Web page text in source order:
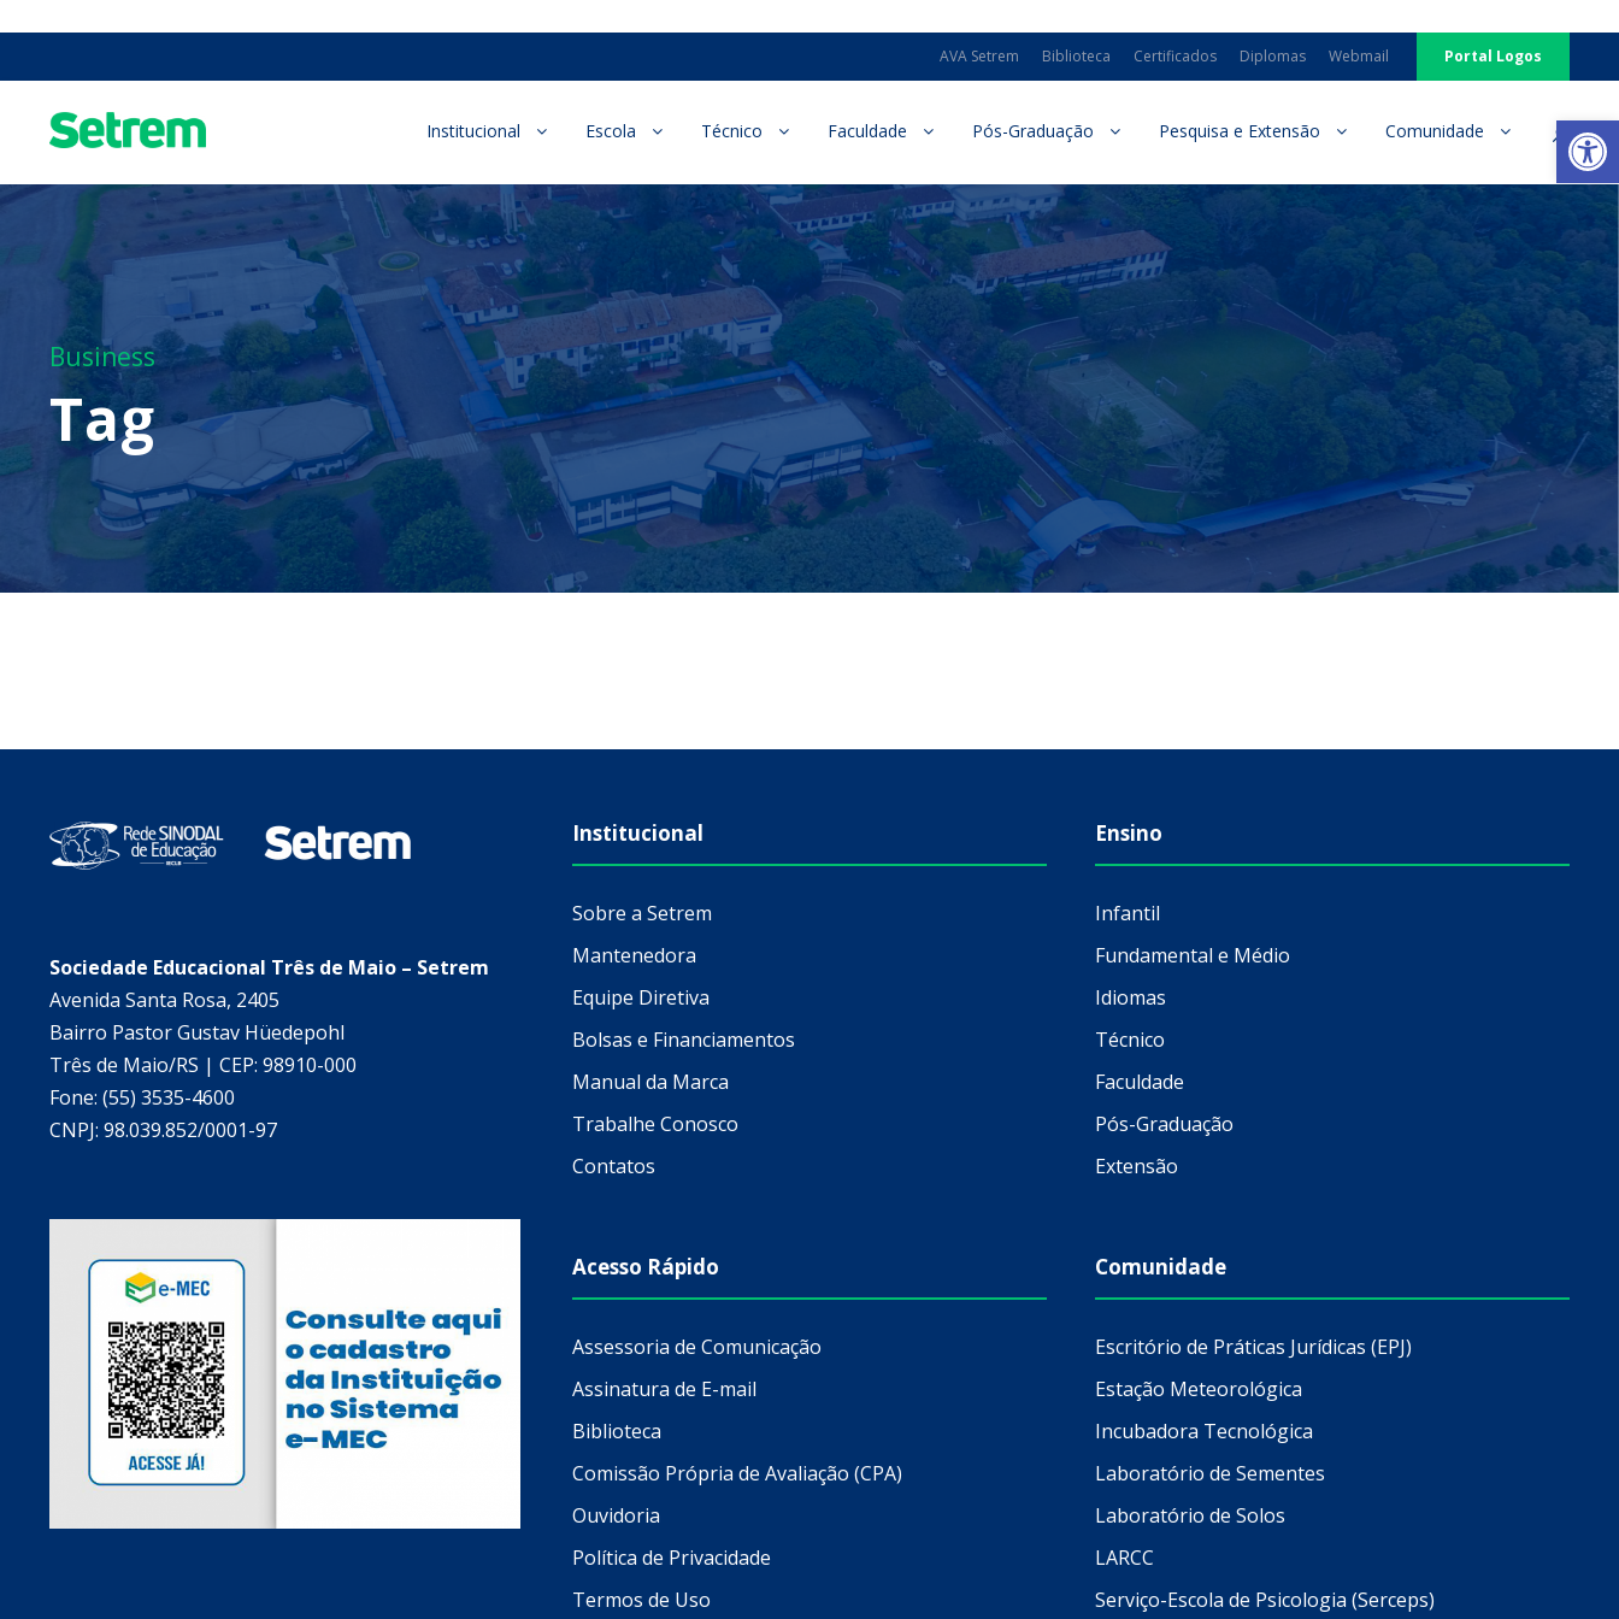
AVA Setrem Biblioteca Certificados Diplomas Webmail Portal Logos
Institucional Escola Técnico Faculdade Pós-Graduação Pesquisa e Extensão Comunidade
Business
Tag
Sociedade Educacional Três de Maio – Setrem
Avenida Santa Rosa, 2405
Bairro Pastor Gustav Hüedepohl
Três de Maio/RS | CEP: 98910-000
Fone: (55) 3535-4600
CNPJ: 98.039.852/0001-97
Institucional
Sobre a Setrem
Mantenedora
Equipe Diretiva
Bolsas e Financiamentos
Manual da Marca
Trabalhe Conosco
Contatos
Acesso Rápido
Assessoria de Comunicação
Assinatura de E-mail
Biblioteca
Comissão Própria de Avaliação (CPA)
Ouvidoria
Política de Privacidade
Termos de Uso
Ensino
Infantil
Fundamental e Médio
Idiomas
Técnico
Faculdade
Pós-Graduação
Extensão
Comunidade
Escritório de Práticas Jurídicas (EPJ)
Estação Meteorológica
Incubadora Tecnológica
Laboratório de Sementes
Laboratório de Solos
LARCC
Serviço-Escola de Psicologia (Serceps)